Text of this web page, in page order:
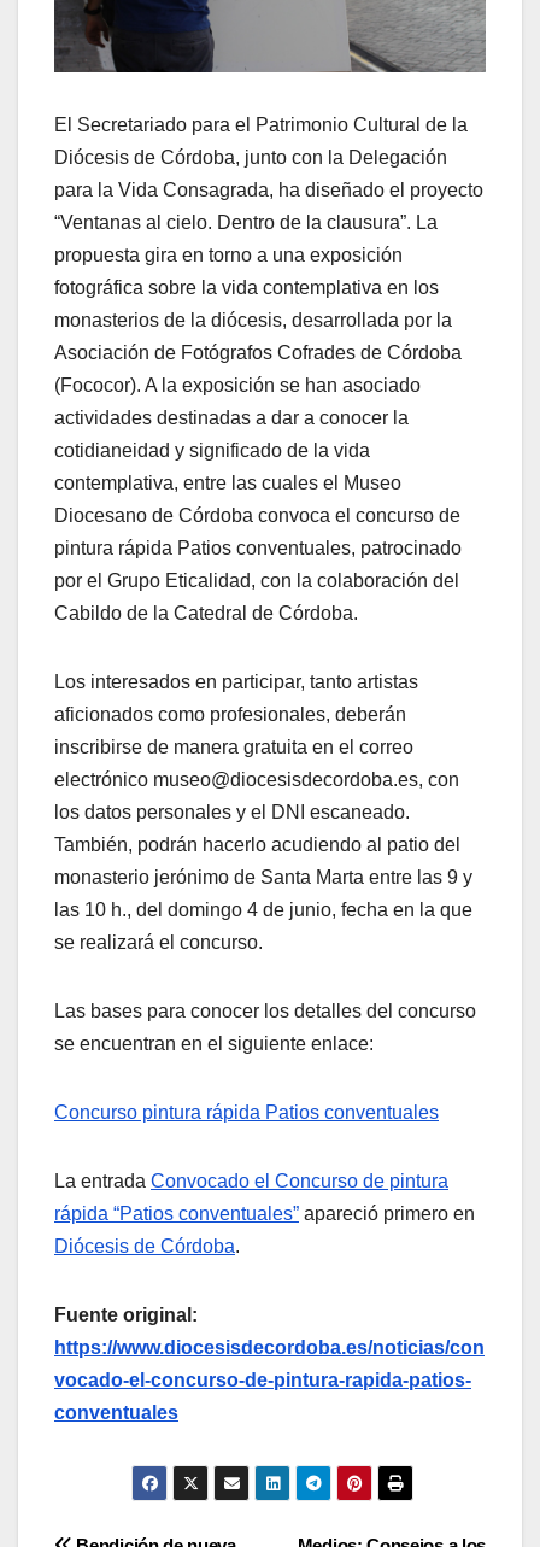
El Secretariado para el Patrimonio Cultural de la
Diócesis de Córdoba, junto con la Delegación
para la Vida Consagrada, ha diseñado el proyecto
“Ventanas al cielo. Dentro de la clausura”. La
propuesta gira en torno a una exposición
fotográfica sobre la vida contemplativa en los
monasterios de la diócesis, desarrollada por la
Asociación de Fotógrafos Cofrades de Córdoba
(Fococor). A la exposición se han asociado
actividades destinadas a dar a conocer la
cotidianeidad y significado de la vida
contemplativa, entre las cuales el Museo
Diocesano de Córdoba convoca el concurso de
pintura rápida Patios conventuales, patrocinado
por el Grupo Eticalidad, con la colaboración del
Cabildo de la Catedral de Córdoba.
Los interesados en participar, tanto artistas
aficionados como profesionales, deberán
inscribirse de manera gratuita en el correo
electrónico museo@diocesisdecordoba.es, con
los datos personales y el DNI escaneado.
También, podrán hacerlo acudiendo al patio del
monasterio jerónimo de Santa Marta entre las 9 y
las 10 h., del domingo 4 de junio, fecha en la que
se realizará el concurso.
Las bases para conocer los detalles del concurso
se encuentran en el siguiente enlace:
Concurso pintura rápida Patios conventuales
La entrada Convocado el Concurso de pintura
rápida “Patios conventuales” apareció primero en
Diócesis de Córdoba.
Fuente original:
https://www.diocesisdecordoba.es/noticias/con
vocado-el-concurso-de-pintura-rapida-patios-
conventuales